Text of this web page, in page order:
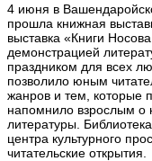
4 июня в
прошла книжная
выставка «Книги
демонстрацией
праздником для всех
позволило юным
жанров и тем, которые
напомнило взрослым о
литературы.
центра культурного
читательские открытия.